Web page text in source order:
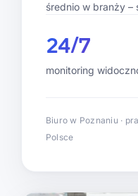
średnio w branży –
24/7
monitoring
Biuro w Poznaniu ·
Polsce